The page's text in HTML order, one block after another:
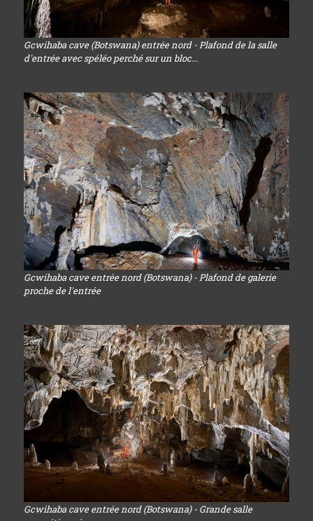
Gcwihaba cave (Botswana) entrée nord - Plafond de la salle
d'entrée avec spéléo perché sur un bloc...
Gcwihaba cave entrée nord (Botswana) - Plafond de galerie
proche de l'entrée
Gcwihaba cave entrée nord (Botswana) - Grande salle